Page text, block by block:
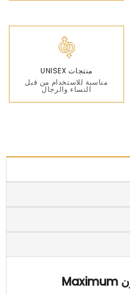
منتجات UNISEX
مناسبة للاستخدام من قبل
النساء والرجال
من يمكنه استخدام معجون Maximum